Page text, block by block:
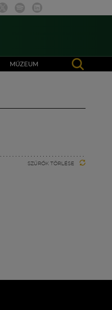
MÚZEUM
SZŰRŐK TÖRLÉSE